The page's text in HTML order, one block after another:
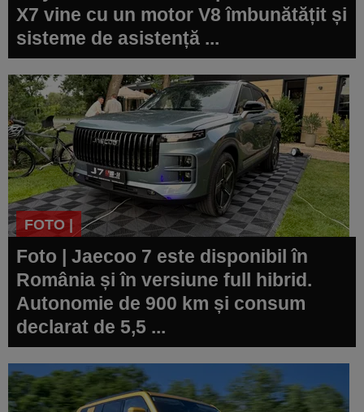
X7 vine cu un motor V8 îmbunătățit și
sisteme de asistență ...
FOTO |
Foto | Jaecoo 7 este disponibil în
România și în versiune full hibrid.
Autonomie de 900 km și consum
declarat de 5,5 ...